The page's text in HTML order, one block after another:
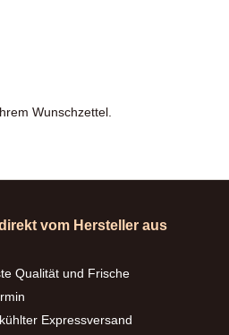
Wunschzettel.
vom Hersteller aus
Qualität und Frische
Expressversand